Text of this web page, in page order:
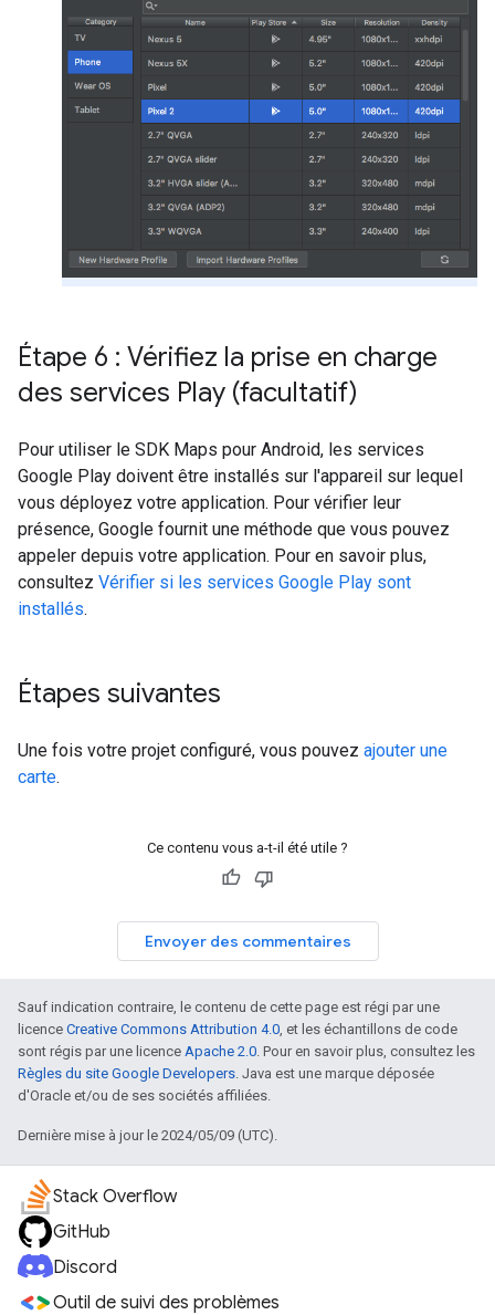
Étape 6 : Vérifiez la prise en charge
des services Play (facultatif)
Pour utiliser le SDK Maps pour Android, les services
Google Play doivent être installés sur l'appareil sur lequel
vous déployez votre application. Pour vérifier leur
présence, Google fournit une méthode que vous pouvez
appeler depuis votre application. Pour en savoir plus,
consultez Vérifier si les services Google Play sont
installés.
Étapes suivantes
Une fois votre projet configuré, vous pouvez ajouter une
carte.
Ce contenu vous a-t-il été utile ?
Envoyer des commentaires
Sauf indication contraire, le contenu de cette page est régi par une
licence Creative Commons Attribution 4.0 , et les échantillons de code
sont régis par une licence Apache 2.0 . Pour en savoir plus, consultez les
Règles du site Google Developers . Java est une marque déposée
d'Oracle et/ou de ses sociétés affiliées.
Dernière mise à jour le 2024/05/09 (UTC).
Stack Overflow
GitHub
Discord
Outil de suivi des problèmes